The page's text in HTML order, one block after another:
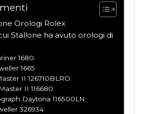
Orologi Rolex
Stallone ha avuto orologi di
1680:
1665:
II 126710BLRO:
II 116680:
Daytona 116500LN:
326934: